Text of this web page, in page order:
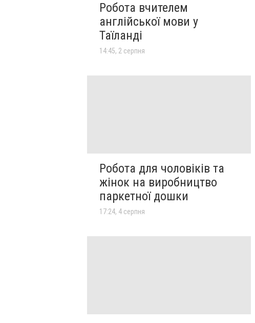
Робота вчителем
англійської мови у
Таїланді
14:45, 2 серпня
Робота для чоловіків та
жінок на виробництво
паркетної дошки
17:24, 4 серпня